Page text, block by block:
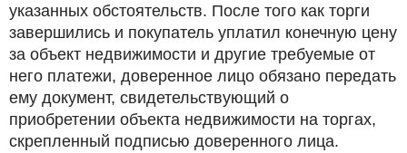
указанных обстоятельств. После того как торги
завершились и покупатель уплатил конечную цену
за объект недвижимости и другие требуемые от
него платежи, доверенное лицо обязано передать
ему документ, свидетельствующий о
приобретении объекта недвижимости на торгах,
скрепленный подписью доверенного лица.